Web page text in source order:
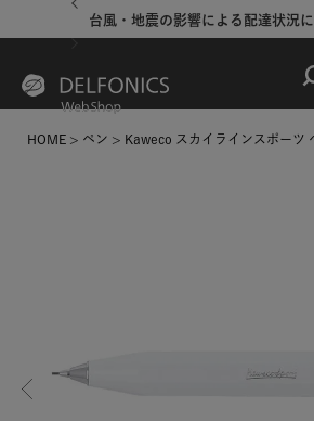
台風・地震の影響による配達状況
HOME ペン Kaweco スカイラインスポーツ